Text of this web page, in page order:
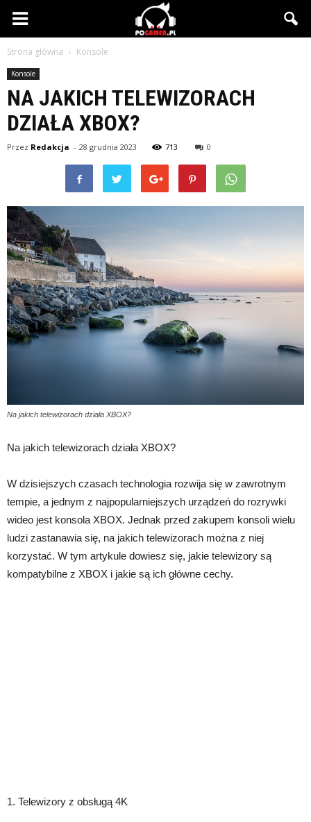
PCgamer.pl
Strona główna Konsole
Konsole
NA JAKICH TELEWIZORACH
DZIAŁA XBOX?
Przez Redakcja - 28 grudnia 2023 713 0
Na jakich telewizorach działa XBOX?
Na jakich telewizorach działa XBOX?
W dzisiejszych czasach technologia rozwija się w zawrotnym
tempie, a jednym z najpopularniejszych urządzeń do rozrywki
wideo jest konsola XBOX. Jednak przed zakupem konsoli wielu
ludzi zastanawia się, na jakich telewizorach można z niej
korzystać. W tym artykule dowiesz się, jakie telewizory są
kompatybilne z XBOX i jakie są ich główne cechy.
1. Telewizory z obsługą 4K